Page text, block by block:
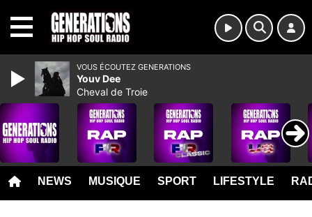
NEWS MUSIQUE SPORT LIFESTYLE
VOUS ÉCOUTEZ GENERATIONS
Youv Dee
Cheval de Troie